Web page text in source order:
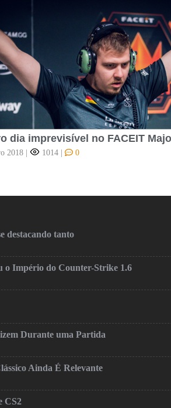
dia imprevisível no FACEIT
2018 | 1014 | 0
destacando tanto
o Império do Counter-Strike 1.6
Durante uma Partida
Ainda É Relevante
CS2